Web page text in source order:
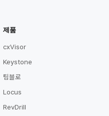
제품
cxVisor
Keystone
팀블로
Locus
RevDrill